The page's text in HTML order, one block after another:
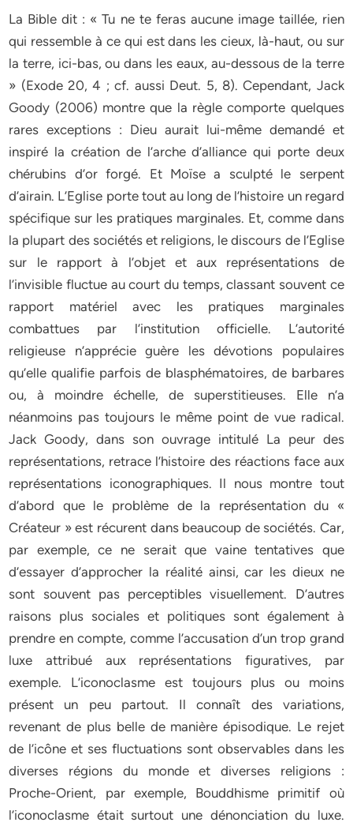
La Bible dit : « Tu ne te feras aucune image taillée, rien
qui ressemble à ce qui est dans les cieux, là-haut, ou sur
la terre, ici-bas, ou dans les eaux, au-dessous de la terre
» (Exode 20, 4 ; cf. aussi Deut. 5, 8). Cependant, Jack
Goody (2006) montre que la règle comporte quelques
rares exceptions : Dieu aurait lui-même demandé et
inspiré la création de l’arche d’alliance qui porte deux
chérubins d’or forgé. Et Moïse a sculpté le serpent
d’airain. L’Eglise porte tout au long de l’histoire un regard
spécifique sur les pratiques marginales. Et, comme dans
la plupart des sociétés et religions, le discours de l’Eglise
sur le rapport à l’objet et aux représentations de
l’invisible fluctue au court du temps, classant souvent ce
rapport matériel avec les pratiques marginales
combattues par l’institution officielle. L’autorité
religieuse n’apprécie guère les dévotions populaires
qu’elle qualifie parfois de blasphématoires, de barbares
ou, à moindre échelle, de superstitieuses. Elle n’a
néanmoins pas toujours le même point de vue radical.
Jack Goody, dans son ouvrage intitulé La peur des
représentations, retrace l’histoire des réactions face aux
représentations iconographiques. Il nous montre tout
d’abord que le problème de la représentation du «
Créateur » est récurent dans beaucoup de sociétés. Car,
par exemple, ce ne serait que vaine tentatives que
d’essayer d’approcher la réalité ainsi, car les dieux ne
sont souvent pas perceptibles visuellement. D’autres
raisons plus sociales et politiques sont également à
prendre en compte, comme l’accusation d’un trop grand
luxe attribué aux représentations figuratives, par
exemple. L’iconoclasme est toujours plus ou moins
présent un peu partout. Il connaît des variations,
revenant de plus belle de manière épisodique. Le rejet
de l’icône et ses fluctuations sont observables dans les
diverses régions du monde et diverses religions :
Proche-Orient, par exemple, Bouddhisme primitif où
l’iconoclasme était surtout une dénonciation du luxe.